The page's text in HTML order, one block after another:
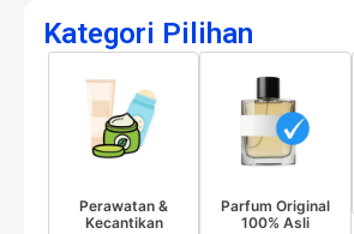
Kategori Pilihan
Perawatan &
Kecantikan
Parfum Original
100% Asli